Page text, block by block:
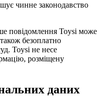
чинне законодавство
повідомлення Toysi може
безоплатно
Toysi не несе
розміщену
даних